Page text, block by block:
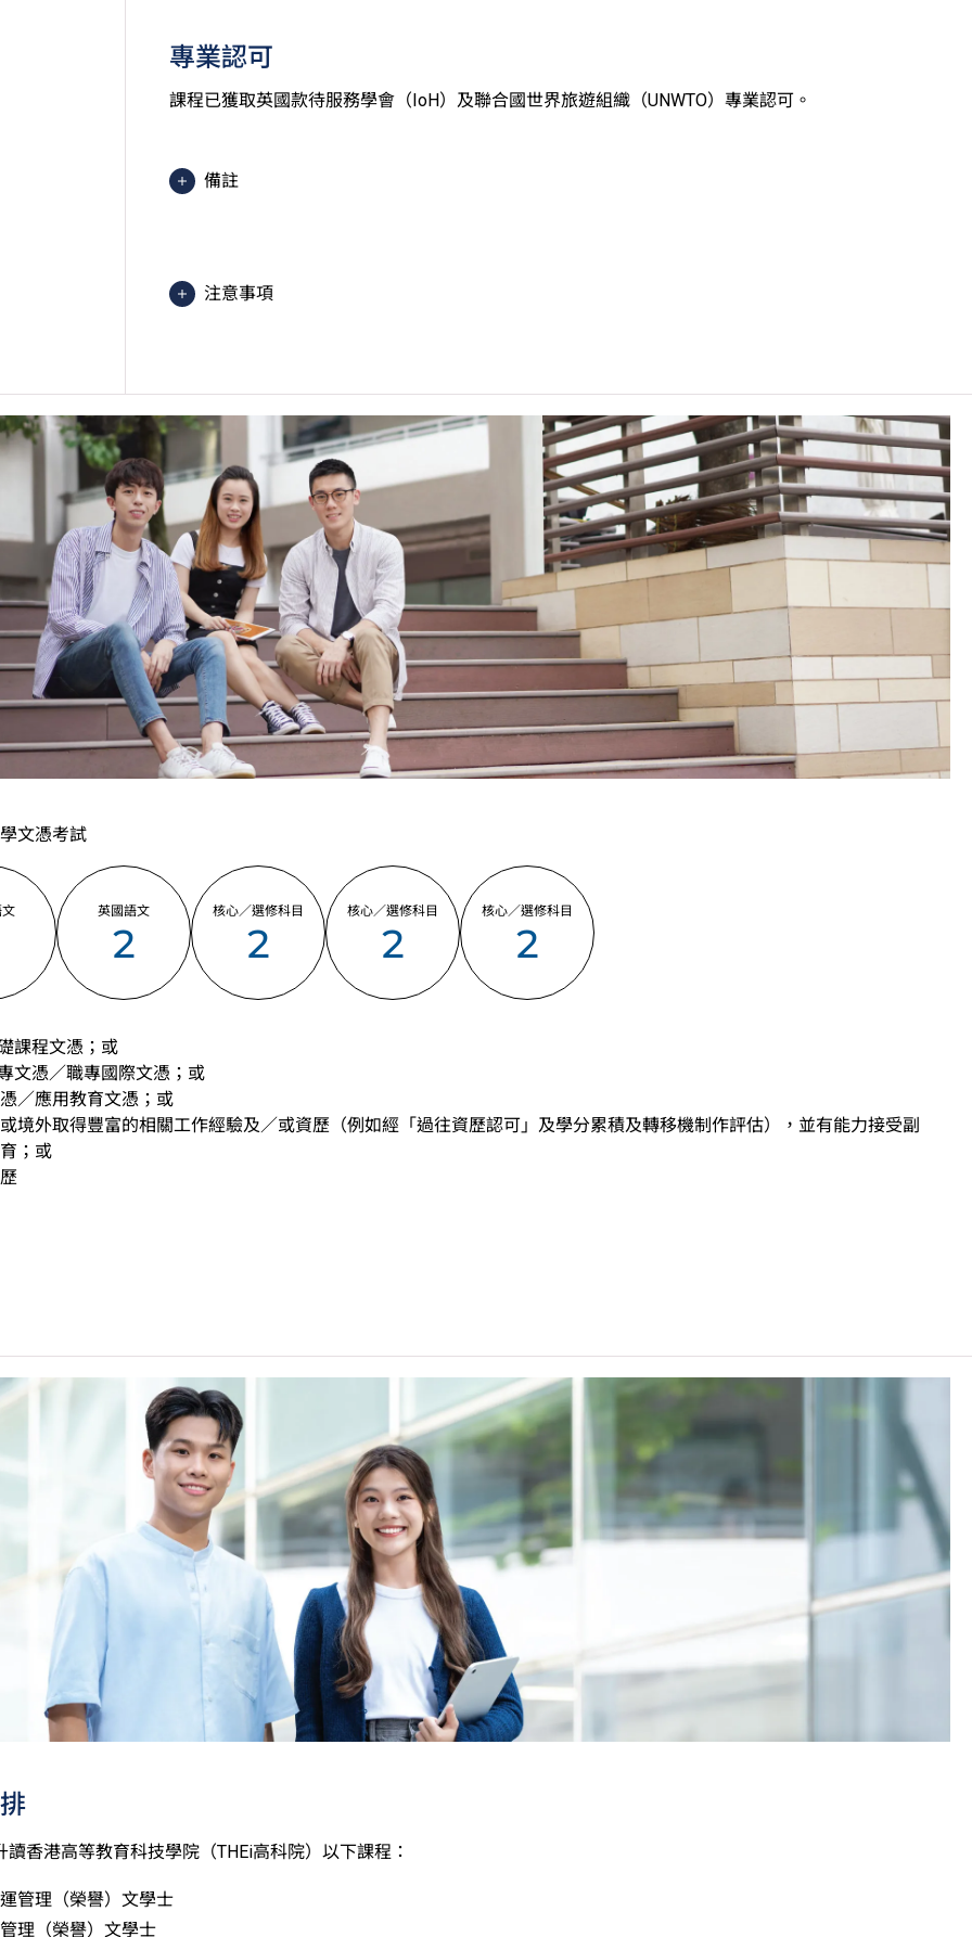
專業認可
課程已獲取英國款待服務學會（IoH）及聯合國世界旅遊組織（UNWTO）專業認可。
備註
1=1分）
注意事項
的院校／分校／上課地點。
學生必須於入學後接受一次自費的健康檢查，證明符合食物處理人員的健康水平。
學生須購買課程指定之制服。
文憑考試
英國語文
2
核心／選修科目
2
核心／選修科目
2
核心／選修科目
2
課程文憑；或
文憑／職專國際文憑；或
／應用教育文憑；或
境外取得豐富的相關工作經驗及／或資歷（例如經「過往資歷認可」及學分累積及轉移機制作評估），並有能力接受副
；或
能力水平達A2或以上、日語達N3或以上 及 韓語達TOPIK II, 3級或以上，均被接受為一般入學條件中的五科之一。2026年
爾都語成績達E級或以上亦會被接受。詳情請按
學文憑考試公民與社會發展科取得「達標」的成績，於申請入學時會被視為等同香港中學文憑考試科目成績達「第二
香港中學文憑考試的其中一科為公民與社會發展科，一般入學條件為在該科取得「達標」成績，以及在其他四個香港中學
試科目（包括中國語文和英國語文）取得第二級或以上成績。另外，數學科延伸部分（單元一或單元二）第二級或以上成
接受為一般入學條件中的五科之一。如申請人同時持有單元一及單元二成績，於申請入學時只計算成績較佳的一個單元。
持中專教育文憑／職專文憑（於2017/18學年或以前入讀的學生須完成指定升學單元）的畢業生。
專國際文憑課程的學生，可按其BTEC及IGCSE成績，選擇繼續於職業訓練局升讀高級文憑課程。
所遞交的工作經驗及／或資歷，會經有關學系作個別評核。
讀香港高等教育科技學院（THEi高科院）以下課程：
管理（榮譽）文學士
理（榮譽）文學士